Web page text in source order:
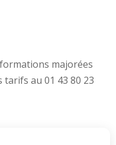
majorées
au 01 43 80 23